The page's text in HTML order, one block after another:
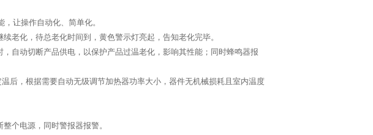
让操作自动化、简单化。
老化，待总老化时间到，黄色警示灯亮起，告知老化完毕。
自动切断产品供电，以保护产品过温老化，影响其性能；同时蜂鸣器报
后，根据需要自动无级调节加热器功率大小，器件无机械损耗且室内温度
个电源，同时警报器报警。